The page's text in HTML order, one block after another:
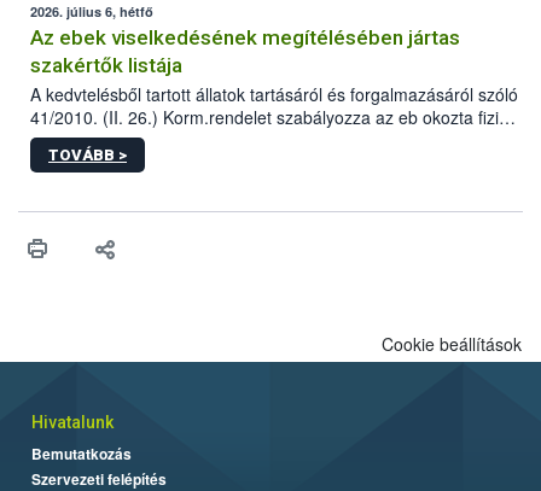
2026. július 6, hétfő
Az ebek viselkedésének megítélésében jártas
szakértők listája
A kedvtelésből tartott állatok tartásáról és forgalmazásáról szóló
41/2010. (II. 26.) Korm.rendelet szabályozza az eb okozta fizikai
sérülés, illetve ennek veszélye keletkezésekor felmerülő
hatósági feladatokat, valamint a veszélyes eb tartását és annak
vonni az ebek viselkedésének megítélésében jártas szakértőt.
TOVÁBB >
Cookie beállítások
Hivatalunk
Bemutatkozás
Szervezeti felépítés